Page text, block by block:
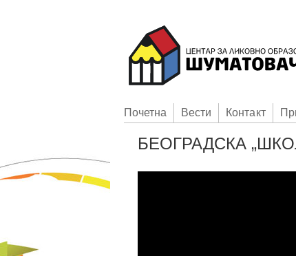
Пoчетна Вести Контакт
БЕОГРАДСКА